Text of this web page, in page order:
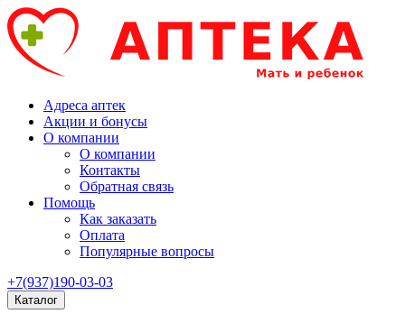
Адреса аптек
Акции и бонусы
О компании
О компании
Контакты
Обратная связь
Помощь
Как заказать
Оплата
Популярные вопросы
+7(937)190-03-03
Каталог